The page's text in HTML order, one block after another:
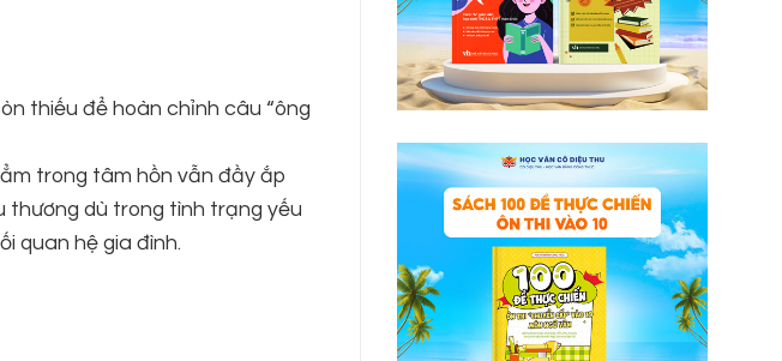
thiếu để hoàn chỉnh câu “ông
trong tâm hồn vẫn đầy ắp
thương dù trong tình trạng yếu
quan hệ gia đình.